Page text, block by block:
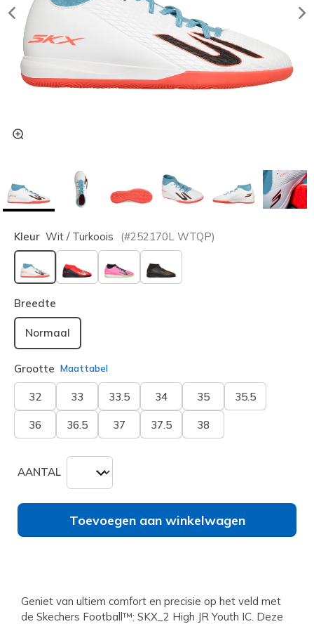
Kleur Wit / Turkoois (#252170L WTQP)
geselecteerd
Breedte
Normaal
Grootte Maattabel
32 33 33.5 34 35 35.5
36 36.5 37 37.5 38
AANTAL
Toevoegen aan winkelwagen
Geniet van ultiem comfort en precisie op het veld met
de Skechers Football™: SKX_2 High JR Youth IC. Deze